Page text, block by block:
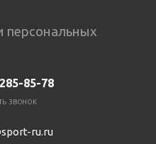
персональных
85-78
ЗВОНОК
ru.ru